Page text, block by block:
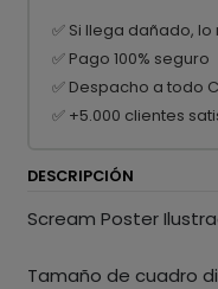
✅ Si llega dañado,
✅ Pago 100% seguro
✅ Despacho a todo
✅ +5.000 clientes
DESCRIPCIÓN
Scream Poster
Tamaño de cuadro